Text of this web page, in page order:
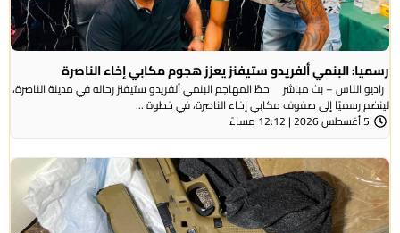
رسميا: البنمي ألفريدو ستيفنز يعزز هجوم مكابي إخاء الناصرة
راديو الناس – بث مباشر حطّ المهاجم البنمي ألفريدو ستيفنز رحاله في مدينة الناصرة،
لينضم رسميًا إلى صفوف مكابي إخاء الناصرة، في خطوة ...
5 أغسطس 2026 | 12:12 مساءً